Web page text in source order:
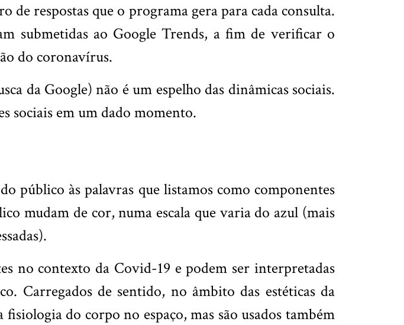
de respostas que o programa gera para cada consulta.
submetidas ao Google Trends, a fim de verificar o
do coronavírus.
da Google) não é um espelho das dinâmicas sociais.
sociais em um dado momento.
público às palavras que listamos como componentes
mudam de cor, numa escala que varia do azul (mais
no contexto da Covid-19 e podem ser interpretadas
Carregados de sentido, no âmbito das estéticas da
do corpo no espaço, mas são usados também